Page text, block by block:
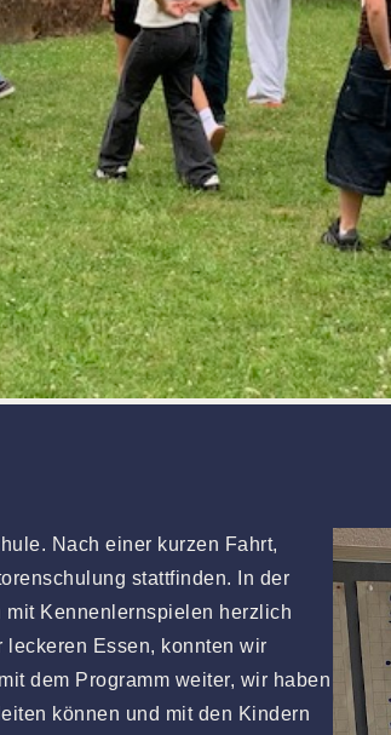
Nach einer kurzen Fahrt,
stattfinden. In der
mit Kennenlernspielen herzlich
leckeren Essen, konnten wir
dem Programm weiter, wir haben
können und mit den Kindern